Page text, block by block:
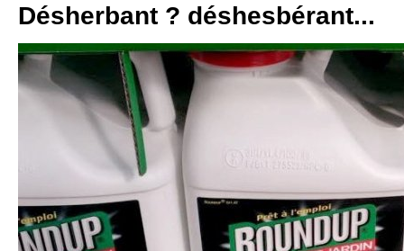
Désherbant ? déshesbérant...